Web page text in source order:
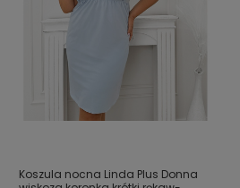
Koszula nocna Linda Plus Donna